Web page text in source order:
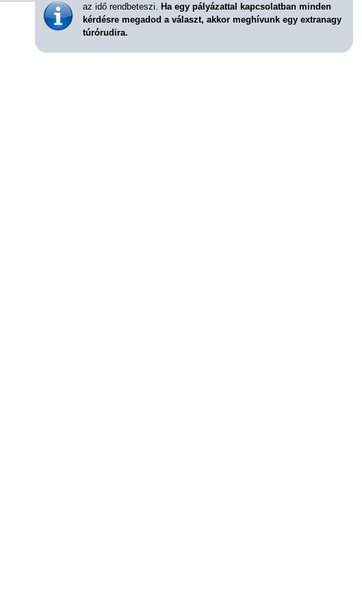
az idő rendbeteszi.
Ha egy pályázattal kapcsolatban minden
kérdésre megadod a választ, akkor meghívunk egy extranagy
túrórudira.